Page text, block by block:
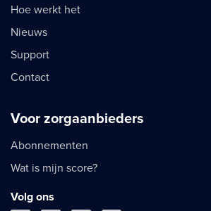
Hoe werkt het
Nieuws
Support
Contact
Voor zorgaanbieders
Abonnementen
Wat is mijn score?
Volg ons